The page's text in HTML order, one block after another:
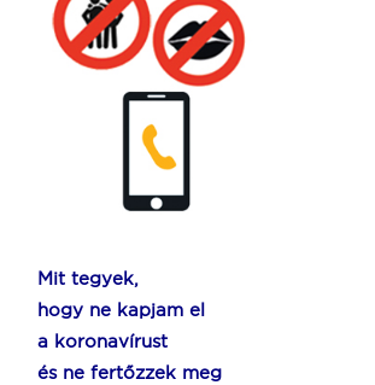
Mit tegyek,
hogy ne kapjam el
a koronavírust
és ne fertőzzek meg